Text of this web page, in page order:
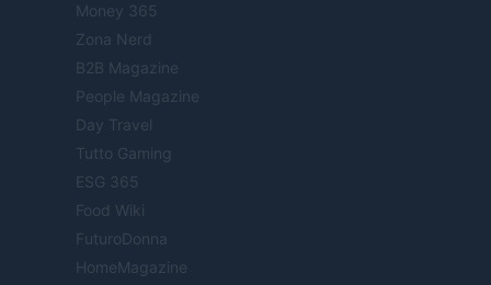
Money 365
Zona Nerd
B2B Magazine
People Magazine
Day Travel
Tutto Gaming
ESG 365
Food Wiki
FuturoDonna
HomeMagazine